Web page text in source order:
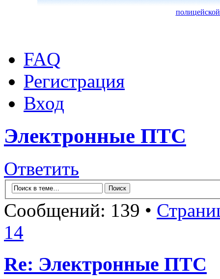
FAQ
Регистрация
Вход
Электронные ПТС
Ответить
Сообщений: 139 •
14
Re: Электронные ПТС